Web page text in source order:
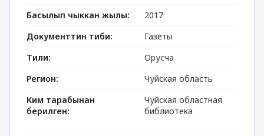
Басылып чыккан жылы:
2017
Документтин тиби:
Газеты
Тили:
Орусча
Регион:
Чуйская область
Ким тарабынан
берилген:
Чуйская областная
библиотека